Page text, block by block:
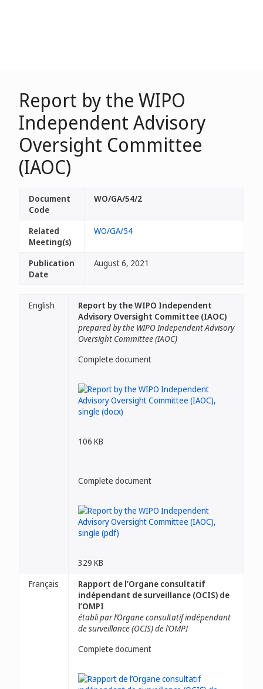
Report by the WIPO
Independent Advisory
Oversight Committee
(IAOC)
Document
Code
WO/GA/54/2
Related
Meeting(s)
WO/GA/54
Publication
Date
August 6, 2021
English
Report by the WIPO Independent
Advisory Oversight Committee (IAOC)
prepared by the WIPO Independent Advisory
Oversight Committee (IAOC)
Complete document
106 KB
Complete document
329 KB
Français
Rapport de l’Organe consultatif
indépendant de surveillance (OCIS) de
l’OMPI
établi par l’Organe consultatif indépendant
de surveillance (OCIS) de l’OMPI
Complete document